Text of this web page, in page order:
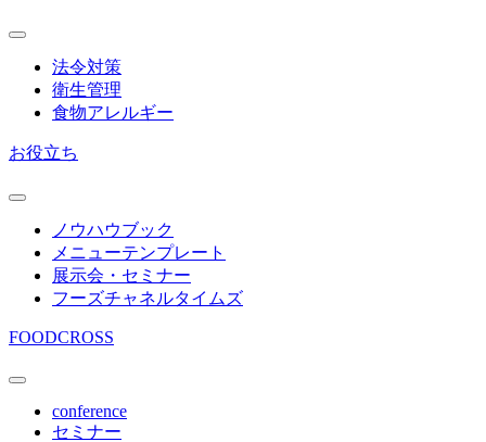
法令対策
衛生管理
食物アレルギー
お役立ち
ノウハウブック
メニューテンプレート
展示会・セミナー
フーズチャネルタイムズ
FOODCROSS
conference
セミナー